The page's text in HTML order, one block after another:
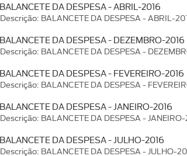
BALANCETE DA DESPESA - ABRIL-2016
Descrição: BALANCETE DA DESPESA - ABRIL-
BALANCETE DA DESPESA - DEZEMBRO-2016
Descrição: BALANCETE DA DESPESA -
BALANCETE DA DESPESA - FEVEREIRO-2016
Descrição: BALANCETE DA DESPESA -
BALANCETE DA DESPESA - JANEIRO-2016
Descrição: BALANCETE DA DESPESA -
BALANCETE DA DESPESA - JULHO-2016
Descrição: BALANCETE DA DESPESA - JULHO-